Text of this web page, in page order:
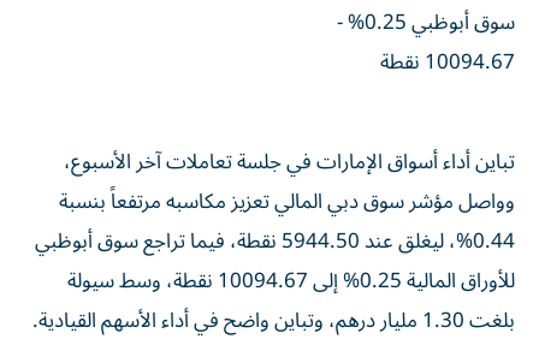
سوق أبوظبي 0.25% -
10094.67 نقطة
تباين أداء أسواق الإمارات في جلسة تعاملات آخر الأسبوع،
وواصل مؤشر سوق دبي المالي تعزيز مكاسبه مرتفعاً بنسبة
0.44%، ليغلق عند 5944.50 نقطة، فيما تراجع سوق أبوظبي
للأوراق المالية 0.25% إلى 10094.67 نقطة، وسط سيولة
بلغت 1.30 مليار درهم، وتباين واضح في أداء الأسهم القيادية.